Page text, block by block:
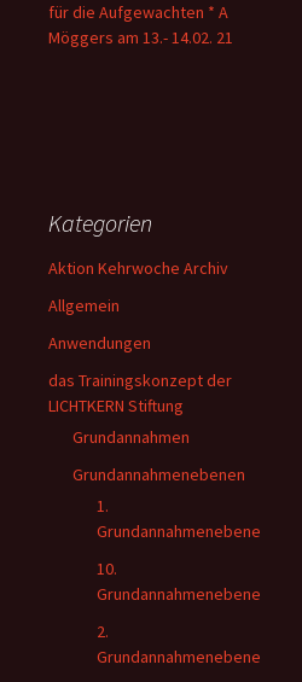
für die Aufgewachten * A
Möggers am 13.- 14.02. 21
Kategorien
Aktion Kehrwoche Archiv
Allgemein
Anwendungen
das Trainingskonzept der
LICHTKERN Stiftung
Grundannahmen
Grundannahmenebenen
1.
Grundannahmenebene
10.
Grundannahmenebene
2.
Grundannahmenebene